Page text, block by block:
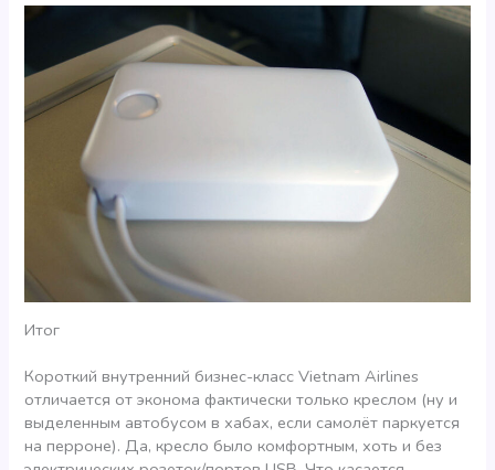
Итог
Короткий внутренний бизнес-класс Vietnam Airlines
отличается от эконома фактически только креслом (ну и
выделенным автобусом в хабах, если самолёт паркуется
на перроне). Да, кресло было комфортным, хоть и без